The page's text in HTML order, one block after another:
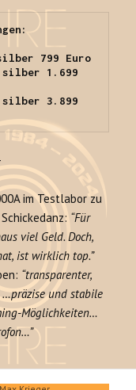
silber 799 Euro
silber 1.699
silber 3.899
im Testlabor zu
“Für
viel Geld. Doch,
ist wirklich top.”
“transparenter,
und stabile
Möglichkeiten…